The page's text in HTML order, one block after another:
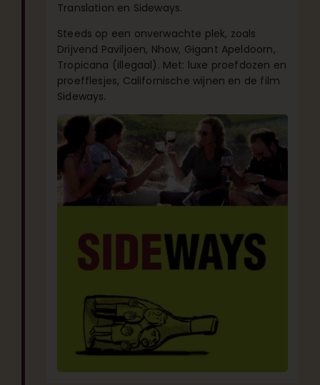
Translation en Sideways.
Steeds op een onverwachte plek, zoals
Drijvend Paviljoen, Nhow, Gigant Apeldoorn,
Tropicana (illegaal). Met: luxe proefdozen en
proefflesjes, Californische wijnen en de film
Sideways.